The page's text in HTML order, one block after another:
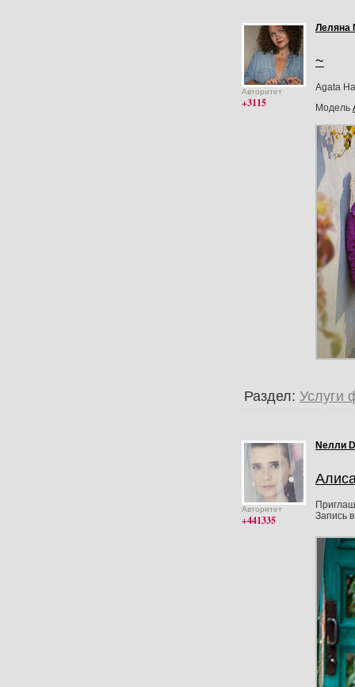
Авторитет
+3115
Леляна
~
Agata
Модель
Раздел: Услуги
Авторитет
+441335
Nелли
Запись